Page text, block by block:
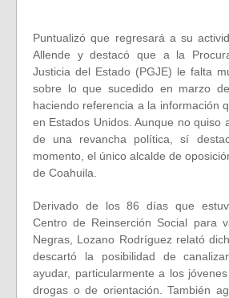
Puntualizó que regresará a su
Allende y destacó que a la
Justicia del Estado (PGJE) le falta
sobre lo que sucedido en marzo
haciendo referencia a la información
en Estados Unidos. Aunque no quiso
de una revancha política, sí
momento, el único alcalde de
de Coahuila.
Derivado de los 86 días que
Centro de Reinserción Social para
Negras, Lozano Rodríguez relató
descartó la posibilidad de
ayudar, particularmente a los
drogas o de orientación. También